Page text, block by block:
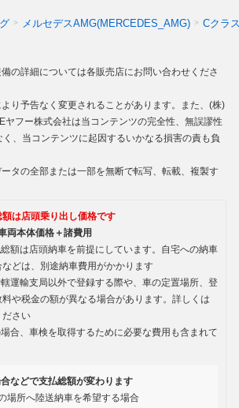
メルセデスAMG(MERCEDES_AMG) Cクラ
の詳細については各販売店にお問い合わせくださ
り予告なく変更されることがあります。また、(株)
ヤフー株式会社は当コンテンツの完全性、無誤謬性
、当コンテンツに起因するいかなる損害の責も負
タの全部または一部を無断で転写、転載、複製す
は店頭乗り出し価格です
両本体価格＋諸費用
額は店頭納車を前提にしています。自宅への納車
どは、別途納車費用がかかります
運輸支局以外で登録する際や、車の定置場所、登
や税金の額が異なる場合があります。詳しくは
ださい
合、車検を取得するために必要な費用も含まれて
合などで支払総額が変わります
場所へ陸送納車を希望する場合